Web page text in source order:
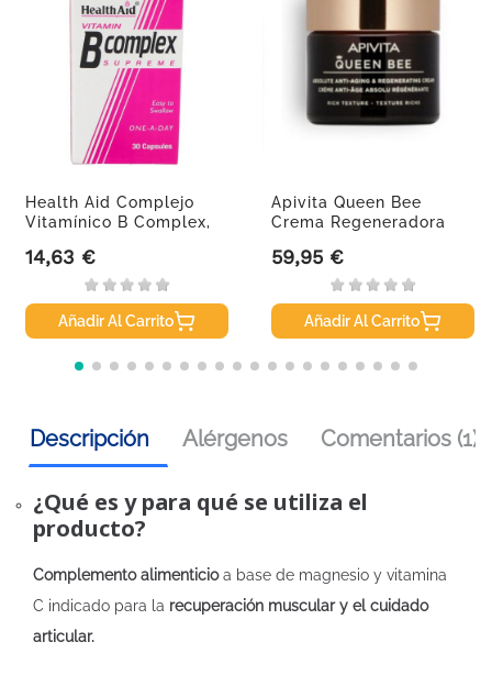
Health Aid Complejo
Vitamínico B Complex,
Precio
14,63 €
Añadir Al Carrito
Apivita Queen Bee
Crema Regeneradora
Precio
59,95 €
Añadir Al Carrito
Descripción Alérgenos Comentarios (1)
¿Qué es y para qué se utiliza el
producto?
Complemento alimenticioa base de magnesio y vitamina
C indicado para la recuperación muscular y el cuidado
articular.